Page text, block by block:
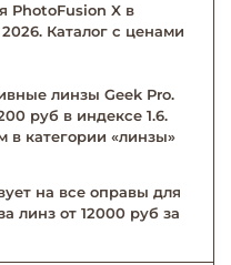
PhotoFusion X в
Каталог с ценами
линзы Geek Pro.
руб в индексе 1.6.
в категории «линзы»
на все оправы для
линз от 12000 руб за